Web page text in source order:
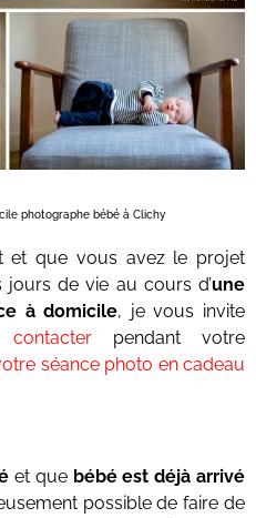
photographe bébé à Clichy
et que vous avez le projet
jours de vie au cours d’une
à domicile, je vous invite
pendant votre
séance photo en cadeau
et que bébé est déjà arrivé
possible de faire de